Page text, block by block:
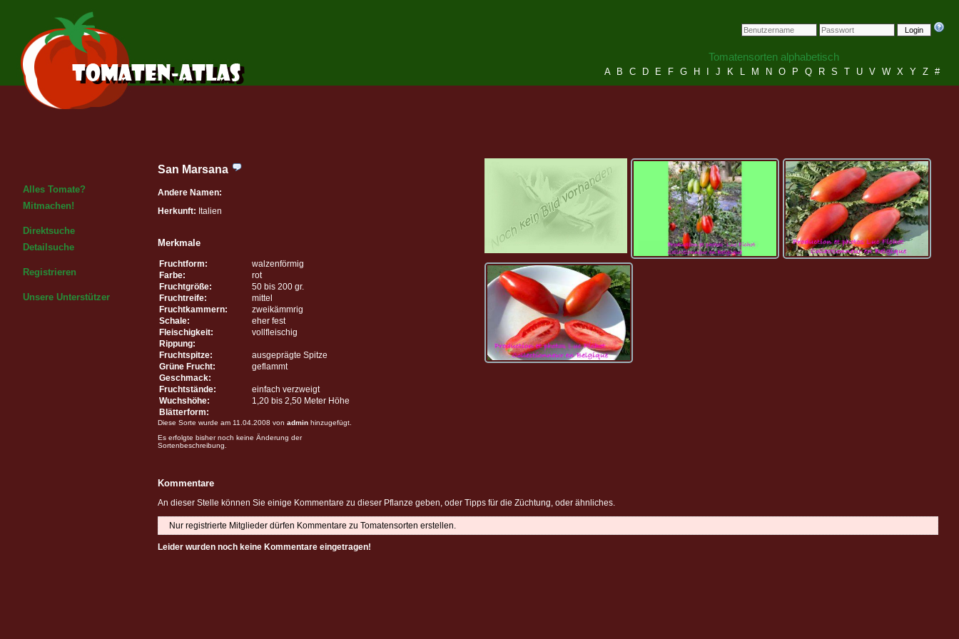
Login
Tomatensorten alphabetisch
A B C D E F G H J K L M N O P Q R S T U V W X Y Z #
Alles Tomate?
Mitmachen!
Direktsuche
Detailsuche
Registrieren
Unsere Unterstützer
San Marsana
Andere Namen:
Herkunft: Italien
Merkmale
Fruchtform:
walzenförmig
Farbe:
rot
Fruchtgröße:
50 bis 200 gr.
Fruchtreife:
mittel
Fruchtkammern:
zweikämmrig
Schale:
eher fest
Fleischigkeit:
vollfleischig
Rippung:
Fruchtspitze:
ausgeprägte Spitze
Grüne Frucht:
geflammt
Geschmack:
Fruchtstände:
einfach verzweigt
Wuchshöhe:
1,20 bis 2,50 Meter Höhe
Blätterform:
Diese Sorte wurde am 11.04.2008 von admin hinzugefügt.
Es erfolgte bisher noch keine Änderung der
Sortenbeschreibung.
Kommentare
An dieser Stelle können Sie einige Kommentare zu dieser Pflanze geben, oder Tipps für die Züchtung, oder ähnliches.
Nur registrierte Mitglieder dürfen Kommentare zu Tomatensorten erstellen.
Leider wurden noch keine Kommentare eingetragen!